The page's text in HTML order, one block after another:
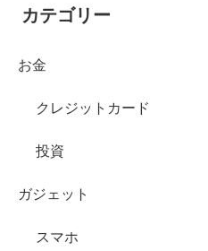
カテゴリー
お金
クレジットカード
投資
ガジェット
スマホ